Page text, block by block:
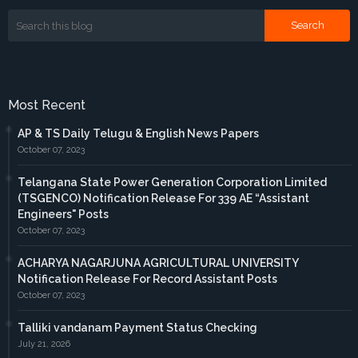
Most Recent
AP & TS Daily Telugu & English News Papers
October 07, 2023
Telangana State Power Generation Corporation Limited
(TSGENCO) Notification Release For 339 AE “Assistant
Engineers" Posts
October 07, 2023
ACHARYA NAGARJUNA AGRICULTURAL UNIVERSITY
Notification Release For Record Assistant Posts
October 07, 2023
Talliki vandanam Payment Status Checking
July 21, 2026